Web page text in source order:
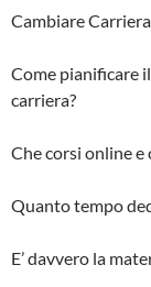
Cambiare
Come pianificare
carriera?
Che corsi online
Quanto tempo
E’ davvero la